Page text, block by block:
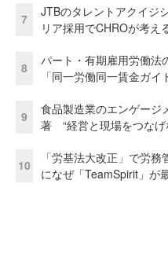
7
JTBのタレントアクイジ
リア採用でCHROが考え
8
パート・有期雇用労働法
「同一労働同一賃金ガ
9
食品製造業のエンゲージ
著 “経営と現場をつなげ
10
「労基法大改正」で労
になぜ「TeamSpirit」が